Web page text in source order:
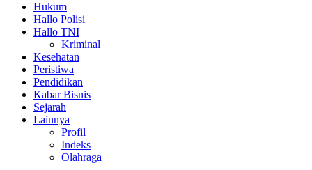
Hukum
Hallo Polisi
Hallo TNI
Kriminal
Kesehatan
Peristiwa
Pendidikan
Kabar Bisnis
Sejarah
Lainnya
Profil
Indeks
Olahraga